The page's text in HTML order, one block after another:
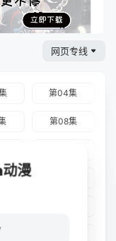
网页专线
第04集
第08集
漫